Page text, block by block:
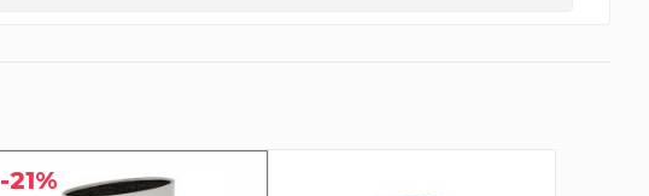
-21%